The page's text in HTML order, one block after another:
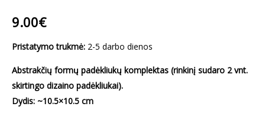
9.00€
Pristatymo trukmė: 2-5 darbo dienos
Abstrakčių formų padėkliukų komplektas (rinkinį sudaro 2 vnt.
skirtingo dizaino padėkliukai).
Dydis: ~10.5×10.5 cm